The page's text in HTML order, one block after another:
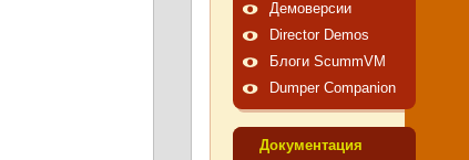
Демоверсии
Director Demos
Блоги ScummVM
Dumper Companion
Документация